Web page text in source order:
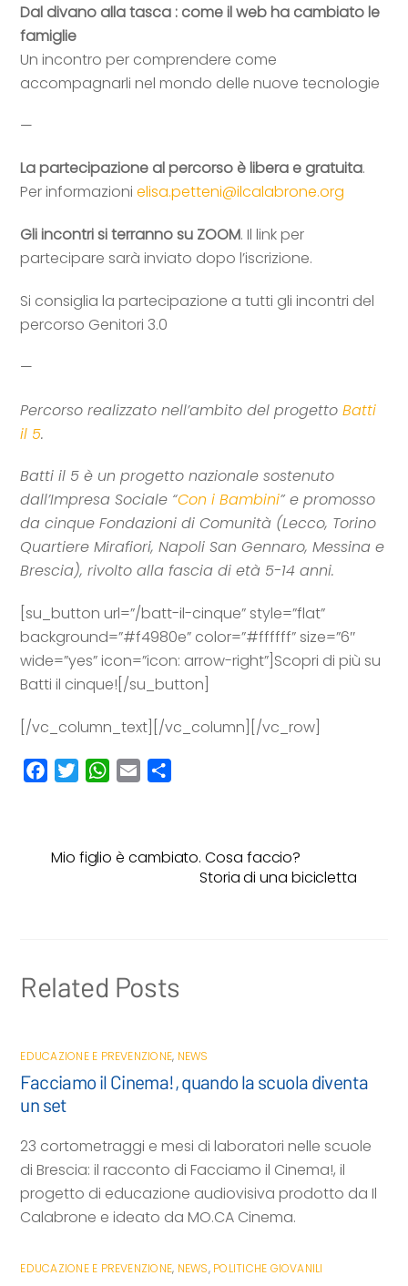
Dal divano alla tasca : come il web ha cambiato le
famiglie
Un incontro per comprendere come
accompagnarli nel mondo delle nuove tecnologie
—
La partecipazione al percorso è libera e gratuita.
Per informazionielisa.petteni@ilcalabrone.org
Gli incontri si terranno su ZOOM. Il link per
partecipare sarà inviato dopo l’iscrizione.
Si consiglia la partecipazione a tutti gli incontri del
percorso Genitori 3.0
—
Percorso realizzato nell’ambito del progettoBatti
il 5.
Batti il 5 è un progetto nazionale sostenuto
dall’Impresa Sociale “Con i Bambini” e promosso
da cinque Fondazioni di Comunità (Lecco, Torino
Quartiere Mirafiori, Napoli San Gennaro, Messina e
Brescia), rivolto alla fascia di età 5-14 anni.
[su_button url=”/batt-il-cinque” style=”flat”
background=”#f4980e” color=”#ffffff” size=”6″
wide=”yes” icon=”icon: arrow-right”]Scopri di più su
Batti il cinque![/su_button]
[/vc_column_text][/vc_column][/vc_row]
b
t
W
s
l
i
Mio figlio è cambiato. Cosa faccio?
Storia di una bicicletta
Related Posts
EDUCAZIONE E PREVENZIONE, NEWS
Facciamo il Cinema!, quando la scuola diventa
un set
23 cortometraggi e mesi di laboratori nelle scuole
di Brescia: il racconto di Facciamo il Cinema!, il
progetto di educazione audiovisiva prodotto da Il
Calabrone e ideato da MO.CA Cinema.
EDUCAZIONE E PREVENZIONE, NEWS, POLITICHE GIOVANILI